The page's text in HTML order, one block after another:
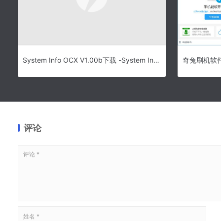
System Info OCX V1.00b下载 -System Info OCX 奇兔刷机软
评论